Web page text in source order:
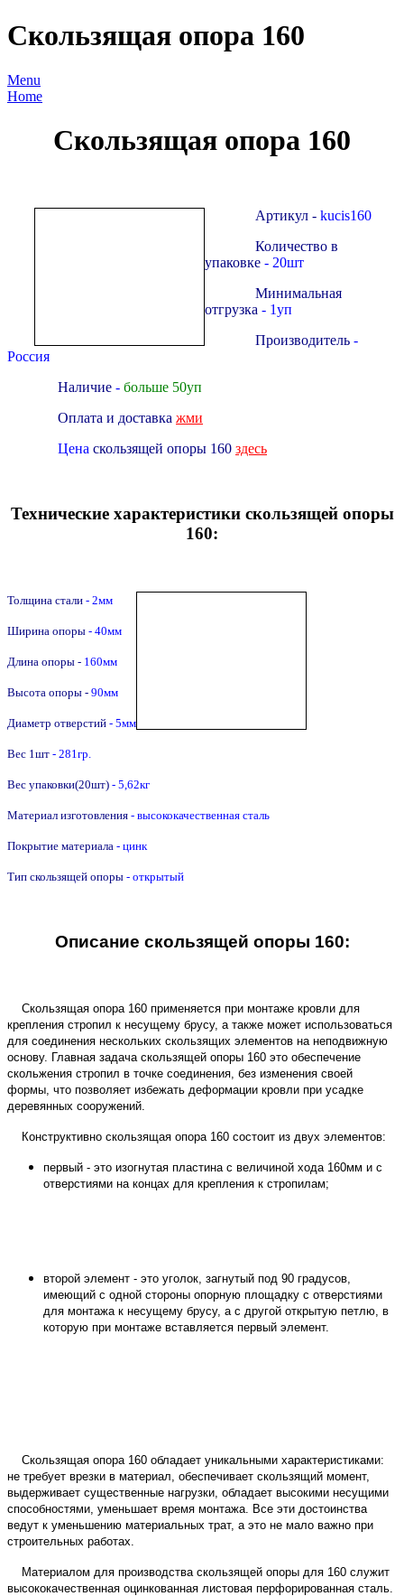
Скользящая опора 160
Menu
Home
Скользящая опора 160
Артикул - kucis160
Количество в
упаковке - 20шт
Минимальная
отгрузка - 1уп
Производитель -
Россия
Наличие - больше 50уп
Оплата и доставка жми
Цена скользящей опоры 160 здесь
Технические характеристики скользящей опоры
160:
Толщина стали - 2мм
Ширина опоры - 40мм
Длина опоры - 160мм
Высота опоры - 90мм
Диаметр отверстий - 5мм
Вес 1шт - 281гр.
Вес упаковки(20шт) - 5,62кг
Материал изготовления - высококачественная сталь
Покрытие материала - цинк
Тип скользящей опоры - открытый
Описание скользящей опоры 160:
Скользящая опора 160 применяется при монтаже кровли для
крепления стропил к несущему брусу, а также может использоваться
для соединения нескольких скользящих элементов на неподвижную
основу. Главная задача скользящей опоры 160 это обеспечение
скольжения стропил в точке соединения, без изменения своей
формы, что позволяет избежать деформации кровли при усадке
деревянных сооружений.
Конструктивно скользящая опора 160 состоит из двух элементов:
первый - это изогнутая пластина с величиной хода 160мм и с
отверстиями на концах для крепления к стропилам;
второй элемент - это уголок, загнутый под 90 градусов,
имеющий с одной стороны опорную площадку с отверстиями
для монтажа к несущему брусу, а с другой открытую петлю, в
которую при монтаже вставляется первый элемент.
Скользящая опора 160 обладает уникальными характеристиками:
не требует врезки в материал, обеспечивает скользящий момент,
выдерживает существенные нагрузки, обладает высокими несущими
способностями, уменьшает время монтажа. Все эти достоинства
ведут к уменьшению материальных трат, а это не мало важно при
строительных работах.
Материалом для производства скользящей опоры для 160 служит
высококачественная оцинкованная листовая перфорированная сталь.